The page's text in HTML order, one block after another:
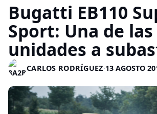
Bugatti EB110
Sport: Una de las
unidades a
CARLOS RODRÍGUEZ·13 AGOSTO